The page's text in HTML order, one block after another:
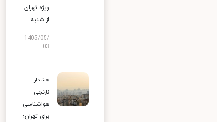
ویژه تهران
از شنبه
1405/05/
03
هشدار
نارنجی
هواشناسی
برای تهران؛